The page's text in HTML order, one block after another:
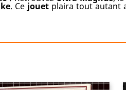
. Ce jouetplaira tout autant